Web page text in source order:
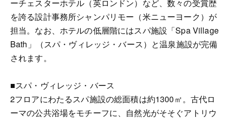
ーチェスターホテル（英ロンドン）など、数々の受賞歴
を誇る設計事務所シャンパリモー（米ニューヨーク）が
担当。なお、ホテルの低層階にはスパ施設「Spa Village
Bath」（スパ・ヴィレッジ・バース）と温泉施設が完備
されます。
■スパ・ヴィレッジ・バース
2フロアにわたるスパ施設の総面積は約1300㎡。古代ロ
ーマの公共浴場をモチーフに、自然光がそそぐアトリウ